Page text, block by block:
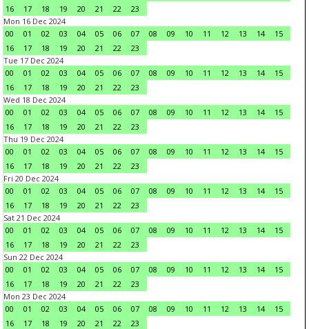
16
17 18 19 20 21 22
23
Mon 16 Dec 2024
00
01 02 03 04 05 06 07 08 09 10 11 12 13 14
15
16
17 18 19 20 21 22
23
Tue 17 Dec 2024
00
01 02 03 04 05 06 07 08 09 10 11 12 13 14
15
16
17 18 19 20 21 22
23
Wed 18 Dec 2024
00
01 02 03 04 05 06 07 08 09 10 11 12 13 14
15
16
17 18 19 20 21 22
23
Thu 19 Dec 2024
00
01 02 03 04 05 06 07 08 09 10 11 12 13 14
15
16
17 18 19 20 21 22
23
Fri 20 Dec 2024
00
01 02 03 04 05 06 07 08 09 10 11 12 13 14
15
16
17 18 19 20 21 22
23
Sat 21 Dec 2024
00
01 02 03 04 05 06 07 08 09 10 11 12 13 14
15
16
17 18 19 20 21 22
23
Sun 22 Dec 2024
00
01 02 03 04 05 06 07 08 09 10 11 12 13 14
15
16
17 18 19 20 21 22
23
Mon 23 Dec 2024
00
01 02 03 04 05 06 07 08 09 10 11 12 13 14
15
16
17 18 19 20 21 22 23